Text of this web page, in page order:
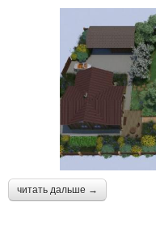
читать дальше →